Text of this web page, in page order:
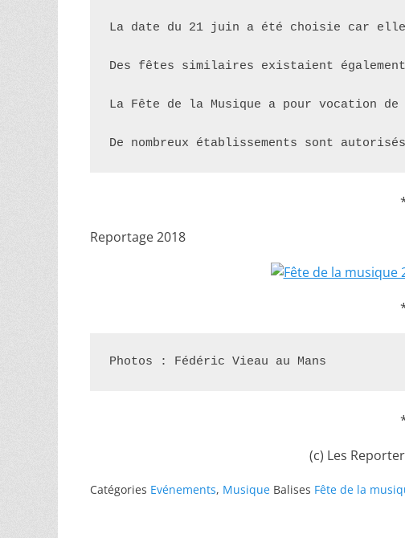
La date du 21 juin a été choisie car
Des fêtes similaires existaient
La Fête de la Musique a pour vocation
De nombreux établissements sont
Reportage 2018
Photos : Fédéric Vieau au Mans
(c) Les
Catégories Evénements, Musique Balises Fête de la